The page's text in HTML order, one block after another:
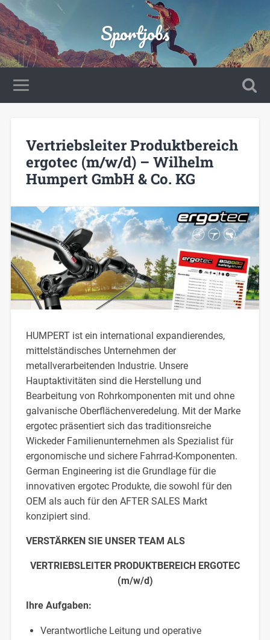
Sportjobs
Vertriebsleiter Produktbereich
ergotec (m/w/d) – Wilhelm
Humpert GmbH & Co. KG
HUMPERT ist ein international expandierendes,
mittelständisches Unternehmen der
metallverarbeitenden Industrie. Unsere
Hauptaktivitäten sind die Herstellung und
Bearbeitung von Rohrkomponenten mit und ohne
galvanische Oberflächenveredelung. Mit der Marke
ergotec präsentiert sich das traditionsreiche
Wickeder Familienunternehmen als Spezialist für
ergonomische und sichere Fahrrad-Komponenten.
German Engineering ist die Grundlage für die
innovativen ergotec Produkte, die sowohl für den
OEM als auch für den AFTER SALES Markt
konzipiert sind.
VERSTÄRKEN SIE UNSER TEAM ALS
VERTRIEBSLEITER PRODUKTBEREICH ERGOTEC
(m/w/d)
Ihre Aufgaben:
Verantwortliche Leitung und operative